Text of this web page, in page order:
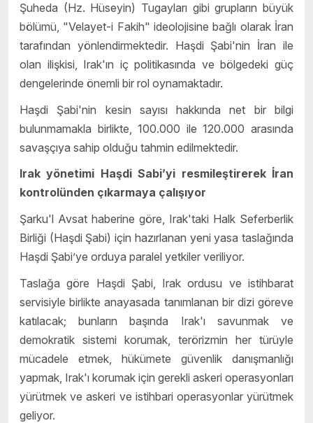
Şuheda (Hz. Hüseyin) Tugayları gibi grupların büyük
bölümü, "Velayet-i Fakih" ideolojisine bağlı olarak İran
tarafından yönlendirmektedir. Haşdi Şabi'nin İran ile
olan ilişkisi, Irak'ın iç politikasında ve bölgedeki güç
dengelerinde önemli bir rol oynamaktadır.
Haşdi Şabi'nin kesin sayısı hakkında net bir bilgi
bulunmamakla birlikte, 100.000 ile 120.000 arasında
savaşçıya sahip olduğu tahmin edilmektedir.
Irak yönetimi Haşdi Sabi’yi resmileştirerek İran
kontrolünden çıkarmaya çalışıyor
Şarku'l Avsat haberine göre, Irak'taki Halk Seferberlik
Birliği (Haşdi Şabi) için hazırlanan yeni yasa taslağında
Haşdi Şabi’ye orduya paralel yetkiler veriliyor.
Taslağa göre Haşdi Şabi, Irak ordusu ve istihbarat
servisiyle birlikte anayasada tanımlanan bir dizi göreve
katılacak; bunların başında Irak'ı savunmak ve
demokratik sistemi korumak, terörizmin her türüyle
mücadele etmek, hükümete güvenlik danışmanlığı
yapmak, Irak'ı korumak için gerekli askeri operasyonları
yürütmek ve askeri ve istihbari operasyonlar yürütmek
geliyor.